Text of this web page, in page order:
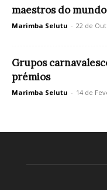
maestros do mundo
Marimba Selutu - 22 de
Grupos
prémios
Marimba Selutu - 14 de